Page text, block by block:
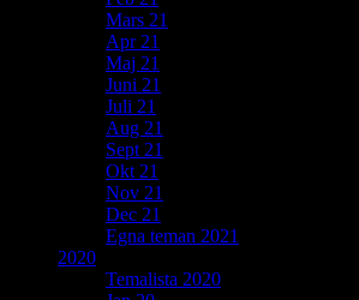
Mars 21
Apr 21
Maj 21
Juni 21
Juli 21
Aug 21
Sept 21
Okt 21
Nov 21
Dec 21
Egna teman 2021
2020
Temalista 2020